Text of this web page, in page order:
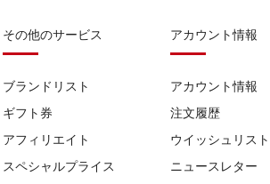
その他のサービス
ブランドリスト
ギフト券
アフィリエイト
スペシャルプライス
アカウント情報
アカウント情報
注文履歴
ウイッシュリスト
ニュースレター